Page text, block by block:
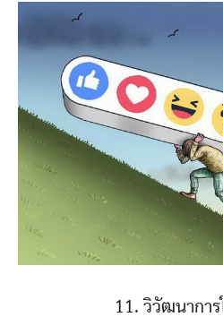
11. วิวัฒนากา